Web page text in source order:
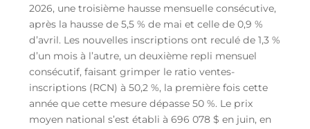
2026, une troisième hausse mensuelle consécutive,
après la hausse de 5,5 % de mai et celle de 0,9 %
d’avril. Les nouvelles inscriptions ont reculé de 1,3 %
d’un mois à l’autre, un deuxième repli mensuel
consécutif, faisant grimper le ratio ventes-
inscriptions (RCN) à 50,2 %, la première fois cette
année que cette mesure dépasse 50 %. Le prix
moyen national s’est établi à 696 078 $ en juin, en